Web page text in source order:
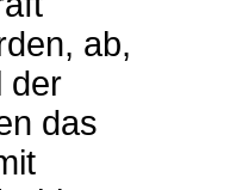
ab,
der
das